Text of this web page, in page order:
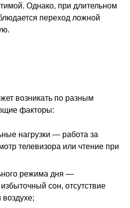
Однако, при длительном
переход ложной
возникать по разным
факторы:
нагрузки — работа за
телевизора или чтение при
режима дня —
сон, отсутствие